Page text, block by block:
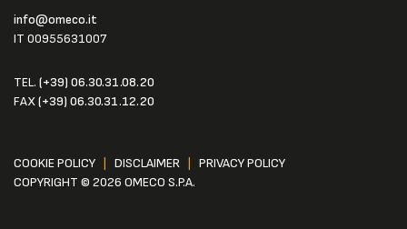
info@omeco.it
IT 00955631007
TEL. (+39) 06.30.31.08.20
FAX(+39) 06.30.31.12.20
COOKIE POLICY DISCLAIMER
PRIVACY POLICY
COPYRIGHT © 2026 OMECO S.P.A.